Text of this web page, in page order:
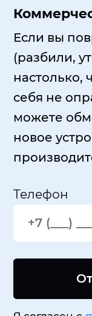
Если вы
(разбили,
настолько,
себя не
можете
новое
Телефон